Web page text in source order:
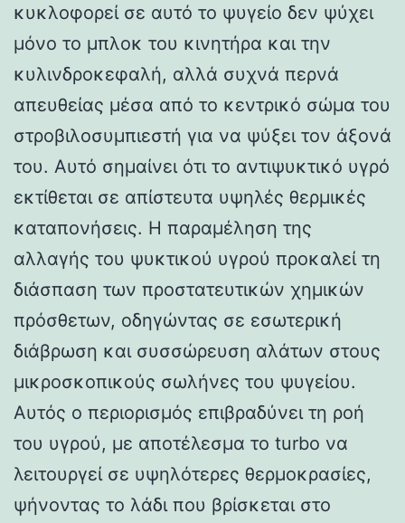
κυκλοφορεί σε αυτό το ψυγείο δεν ψύχει
μόνο το μπλοκ του κινητήρα και την
κυλινδροκεφαλή, αλλά συχνά περνά
απευθείας μέσα από το κεντρικό σώμα του
στροβιλοσυμπιεστή για να ψύξει τον άξονά
του. Αυτό σημαίνει ότι το αντιψυκτικό υγρό
εκτίθεται σε απίστευτα υψηλές θερμικές
καταπονήσεις. Η παραμέληση της
αλλαγής του ψυκτικού υγρού προκαλεί τη
διάσπαση των προστατευτικών χημικών
πρόσθετων, οδηγώντας σε εσωτερική
διάβρωση και συσσώρευση αλάτων στους
μικροσκοπικούς σωλήνες του ψυγείου.
Αυτός ο περιορισμός επιβραδύνει τη ροή
του υγρού, με αποτέλεσμα το turbo να
λειτουργεί σε υψηλότερες θερμοκρασίες,
ψήνοντας το λάδι που βρίσκεται στο